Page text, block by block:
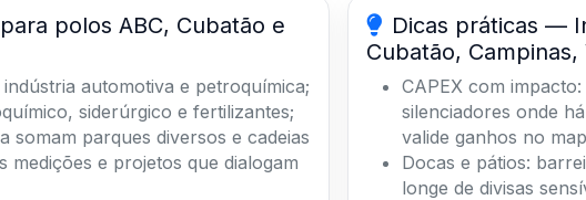
polos ABC, Cubatão e
automotiva e petroquímica;
siderúrgico e fertilizantes;
somam parques diversos e cadeias
medições e projetos que dialogam
Dicas práticas —
Cubatão,
CAPEX com
silenciadores onde
valide ganhos no
Docas e pátios:
longe de divisas